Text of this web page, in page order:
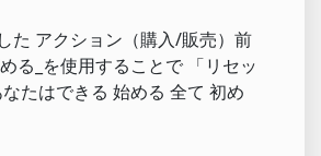
た アクション（購入/販売）前
る_を使用することで 「リセッ
なたはできる 始める 全て 初め